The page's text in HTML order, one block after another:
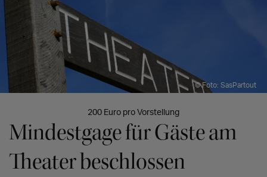
© Foto: SasPartout
200 Euro pro Vorstellung
Mindestgage für Gäste am
Theater beschlossen